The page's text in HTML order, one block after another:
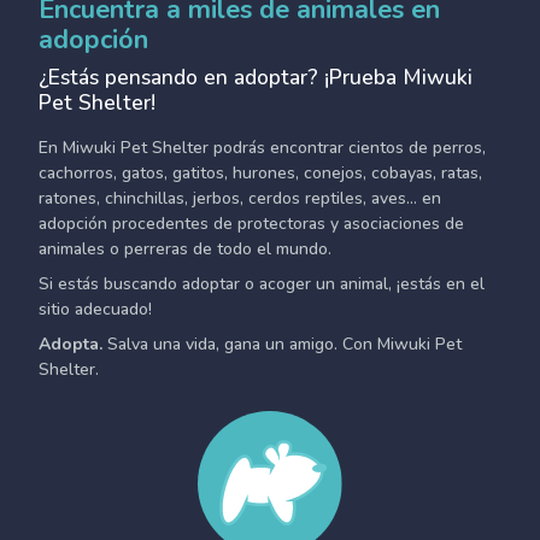
Encuentra a miles de animales en
adopción
¿Estás pensando en adoptar? ¡Prueba Miwuki
Pet Shelter!
En Miwuki Pet Shelter podrás encontrar cientos de perros,
cachorros, gatos, gatitos, hurones, conejos, cobayas, ratas,
ratones, chinchillas, jerbos, cerdos reptiles, aves... en
adopción procedentes de protectoras y asociaciones de
animales o perreras de todo el mundo.
Si estás buscando adoptar o acoger un animal, ¡estás en el
sitio adecuado!
Adopta. Salva una vida, gana un amigo. Con Miwuki Pet
Shelter.